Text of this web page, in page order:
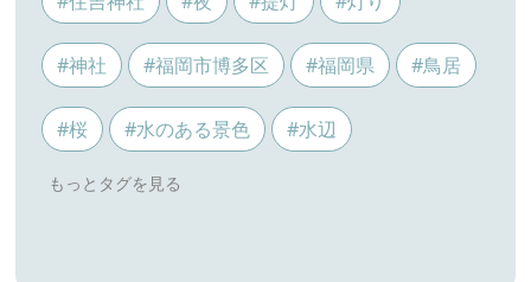
#神社 #福岡市博多区 #福岡県 #鳥居
#桜 #水のある景色 #水辺